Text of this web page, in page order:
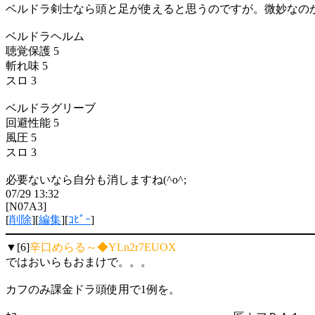
ベルドラ剣士なら頭と足が使えると思うのですが。微妙なの
ベルドラヘルム
聴覚保護 5
斬れ味 5
スロ 3
ベルドラグリーブ
回避性能 5
風圧 5
スロ 3
必要ないなら自分も消しますね(^o^;
07/29 13:32
[N07A3]
[削除][編集][ｺﾋﾟｰ]
▼[6]辛口めらる～◆YLn2r7EUOX
ではおいらもおまけで。。。
カフのみ課金ドラ頭使用で1例を。